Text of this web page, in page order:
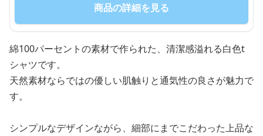
商品の詳細を見る
綿100パーセントの素材で作られた、清潔感溢れる白色t
シャツです。
天然素材ならではの優しい肌触りと通気性の良さが魅力で
す。
シンプルなデザインながら、細部にまでこだわった上品な